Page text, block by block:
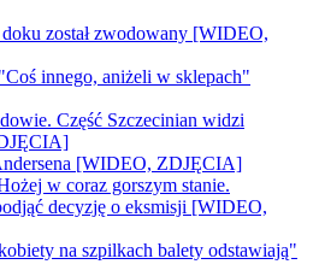
doku został zwodowany [WIDEO,
innego, aniżeli w sklepach"
Część Szczecinian widzi
[WIDEO, ZDJĘCIA]
w coraz gorszym stanie.
decyzję o eksmisji [WIDEO,
na szpilkach balety odstawiają"